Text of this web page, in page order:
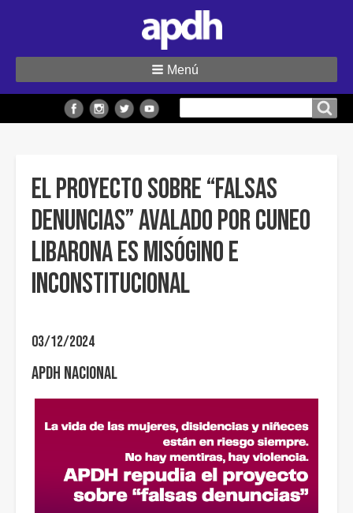
sitio
Menú
El proyecto sobre “falsas
denuncias” avalado por Cuneo
Libarona es misógino e
inconstitucional
03/12/2024
APDH Nacional